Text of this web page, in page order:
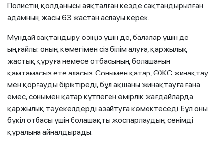
Полистің қолданысы аяқталған кезде сақтандырылған
адамның жасы 63 жастан аспауы керек.
Мұндай сақтандыру өзіңіз үшін де, балалар үшін де
ыңғайлы: оның көмегімен сіз білім алуға, қаржылық
жастық құруға немесе отбасының болашағын
қамтамасыз ете аласыз. Сонымен қатар, ӨЖС жинақтау
мен қорғауды біріктіреді, бұл ақшаны жинақтауға ғана
емес, сонымен қатар күтпеген өмірлік жағдайларда
қаржылық тәуекелдерді азайтуға көмектеседі. Бұл оны
бүкіл отбасы үшін болашақты жоспарлаудың сенімді
құралына айналдырады.